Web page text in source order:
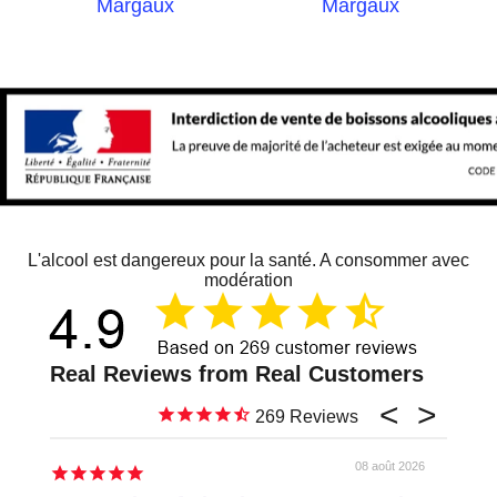
Margaux Margaux
L'alcool est dangereux pour la santé. A consommer avec
modération
269
08 août 2026